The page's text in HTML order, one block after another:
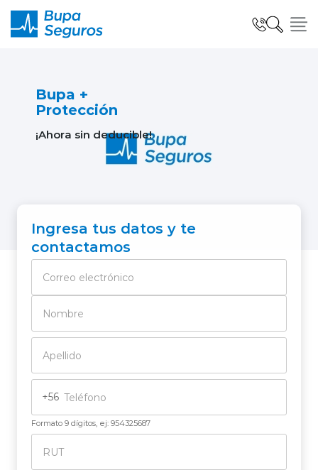
Seguros para Empresas
Centro de Ayuda
modo claro
Ingresa tus datos y te
contactamos
+56
Formato 9 dígitos, ej: 954325687
Bupa +
Protección
¡Ahora sin deducible!